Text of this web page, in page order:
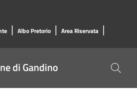
| Albo Pretorio | Area Riservata |
di Gandino